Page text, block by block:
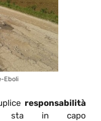
Eboli
responsabilità
sta in capo